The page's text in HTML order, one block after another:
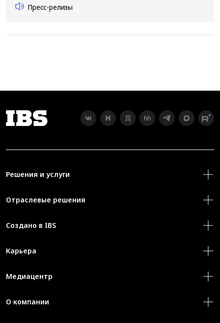
Пресс-релизы
Решения и услуги
Отраслевые решения
Создано в IBS
Карьера
Медиацентр
О компании